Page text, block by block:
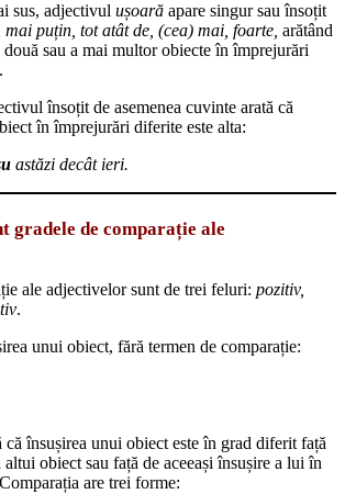
sus, adjectivul ușoară apare singur sau însoțit
mai puțin, tot atât de, (cea) mai, foarte, arătând
două sau a mai multor obiecte în împrejurări
însoțit de asemenea cuvinte arată că
în împrejurări diferite este alta:
astăzi decât ieri.
gradele de comparație ale
ale adjectivelor sunt de trei feluri: pozitiv,
.
unui obiect, fără termen de comparație:
că însușirea unui obiect este în grad diferit față
altui obiect sau față de aceeași însușire a lui în
are trei forme: